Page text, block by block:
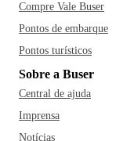
Compre Vale Buser
Pontos de embarque
Pontos turísticos
Sobre a Buser
Central de ajuda
Imprensa
Notícias